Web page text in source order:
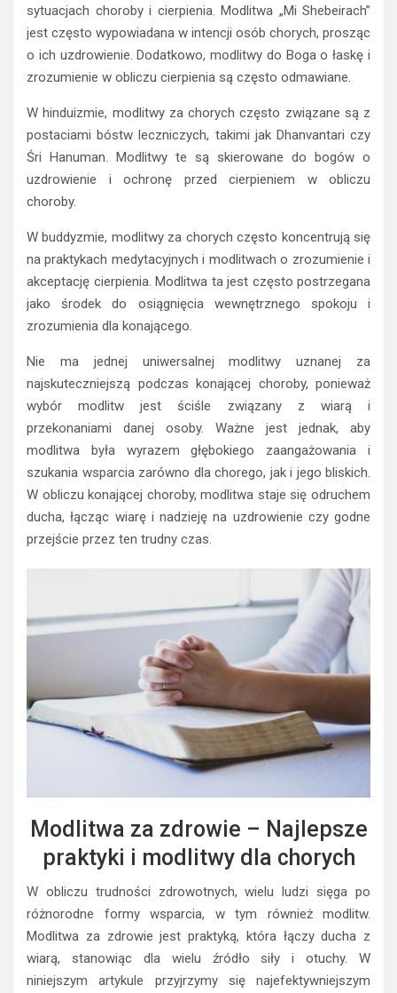
sytuacjach choroby i cierpienia. Modlitwa „Mi Shebeirach”
jest często wypowiadana w intencji osób chorych, prosząc
o ich uzdrowienie. Dodatkowo, modlitwy do Boga o łaskę i
zrozumienie w obliczu cierpienia są często odmawiane.
W hinduizmie, modlitwy za chorych często związane są z
postaciami bóstw leczniczych, takimi jak Dhanvantari czy
Śri Hanuman. Modlitwy te są skierowane do bogów o
uzdrowienie i ochronę przed cierpieniem w obliczu
choroby.
W buddyzmie, modlitwy za chorych często koncentrują się
na praktykach medytacyjnych i modlitwach o zrozumienie i
akceptację cierpienia. Modlitwa ta jest często postrzegana
jako środek do osiągnięcia wewnętrznego spokoju i
zrozumienia dla konającego.
Nie ma jednej uniwersalnej modlitwy uznanej za
najskuteczniejszą podczas konającej choroby, ponieważ
wybór modlitw jest ściśle związany z wiarą i
przekonaniami danej osoby. Ważne jest jednak, aby
modlitwa była wyrazem głębokiego zaangażowania i
szukania wsparcia zarówno dla chorego, jak i jego bliskich.
W obliczu konającej choroby, modlitwa staje się odruchem
ducha, łącząc wiarę i nadzieję na uzdrowienie czy godne
przejście przez ten trudny czas.
Modlitwa za zdrowie – Najlepsze
praktyki i modlitwy dla chorych
W obliczu trudności zdrowotnych, wielu ludzi sięga po
różnorodne formy wsparcia, w tym również modlitw.
Modlitwa za zdrowie jest praktyką, która łączy ducha z
wiarą, stanowiąc dla wielu źródło siły i otuchy. W
niniejszym artykule przyjrzymy się najefektywniejszym